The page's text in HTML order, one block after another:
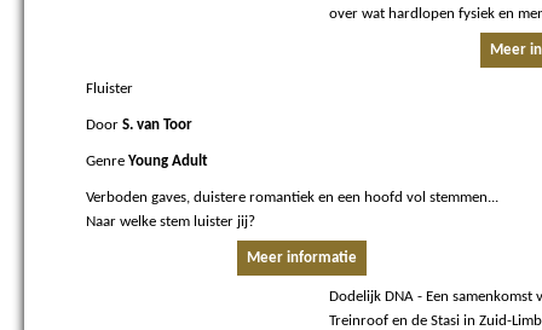
over wat hardlopen fysiek en
Meer
Fluister
Door S. van Toor
Genre Young Adult
Verboden gaves, duistere romantiek en een hoofd vol stemmen...
Naar welke stem luister jij?
Meer informatie
Dodelijk DNA - Een samenkomst
Treinroof en de Stasi in Zuid-